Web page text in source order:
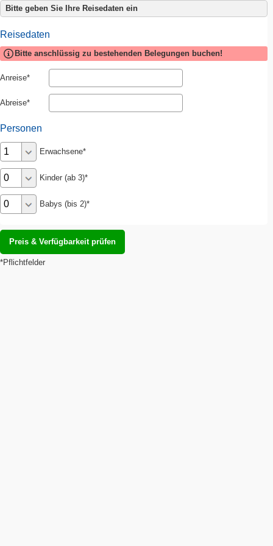
Bitte geben Sie Ihre Reisedaten ein
Reisedaten
Bitte anschlüssig zu bestehenden Belegungen buchen!
Anreise
Abreise
Personen
Erwachsene
Kinder (ab 3)
Babys (bis 2)
*Pflichtfelder